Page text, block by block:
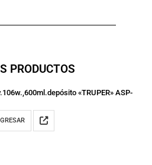
PRODUCTOS
«TRUPER» ASP-